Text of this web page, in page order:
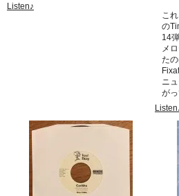
Listen♪
こ
の
14
メ
た
ニ
がっ